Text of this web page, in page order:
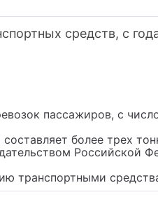
средств, с
пассажиров, с
более трех
Российской
транспортными